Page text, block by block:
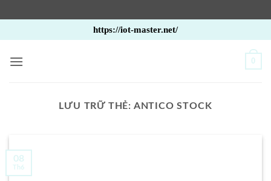
qua
nội
https://iot-master.net/
0
LƯU TRỮ THẺ: ANTICO STOCK
08
Th6